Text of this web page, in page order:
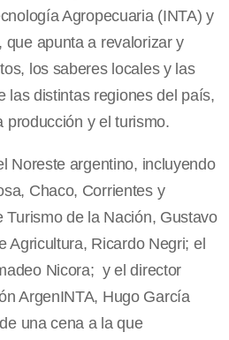
Agropecuaria (INTA) y
que apunta a revalorizar y
los saberes locales y las
las distintas regiones del país,
producción y el turismo.
Noreste argentino, incluyendo
Chaco, Corrientes y
Turismo de la Nación, Gustavo
Agricultura, Ricardo Negri; el
Nicora; y el director
ArgenINTA, Hugo García
una cena a la que